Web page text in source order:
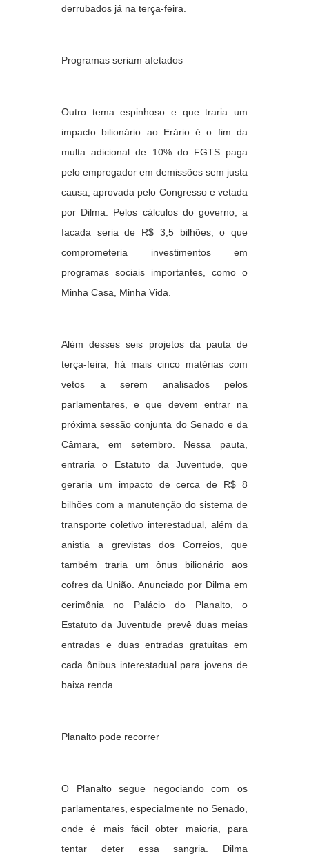
derrubados já na terça-feira.
Programas seriam afetados
Outro tema espinhoso e que traria um
impacto bilionário ao Erário é o fim da
multa adicional de 10% do FGTS paga
pelo empregador em demissões sem justa
causa, aprovada pelo Congresso e vetada
por Dilma. Pelos cálculos do governo, a
facada seria de R$ 3,5 bilhões, o que
comprometeria investimentos em
programas sociais importantes, como o
Minha Casa, Minha Vida.
Além desses seis projetos da pauta de
terça-feira, há mais cinco matérias com
vetos a serem analisados pelos
parlamentares, e que devem entrar na
próxima sessão conjunta do Senado e da
Câmara, em setembro. Nessa pauta,
entraria o Estatuto da Juventude, que
geraria um impacto de cerca de R$ 8
bilhões com a manutenção do sistema de
transporte coletivo interestadual, além da
anistia a grevistas dosCorreios , que
também traria um ônus bilionário aos
cofres da União. Anunciado por Dilma em
cerimônia no Palácio do Planalto, o
Estatuto da Juventude prevê duas meias
entradas e duas entradas gratuitas em
cada ônibus interestadual para jovens de
baixa renda.
Planalto pode recorrer
O Planalto segue negociando com os
parlamentares, especialmente no Senado,
onde é mais fácil obter maioria, para
tentar deter essa sangria. Dilma